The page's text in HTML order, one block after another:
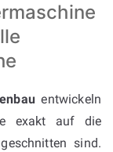
entwickeln
exakt auf die
sind.